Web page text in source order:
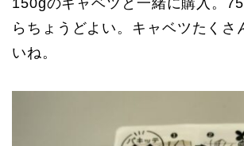
らちょうどよい。キャベツたくさ
いね。